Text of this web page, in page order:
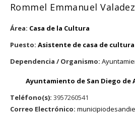
Rommel Emmanuel
Área: Casa de la Cultura
Puesto: Asistente de casa de cultura
Dependencia / Organismo:
Ayuntamiento de San Diego de
Teléfono(s): 3957260541
Correo Electrónico: